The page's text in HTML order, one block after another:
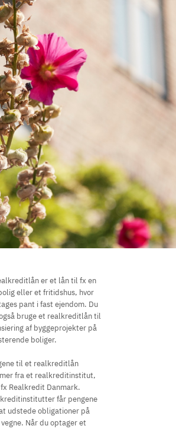
er et lån til fx en
eller et fritidshus, hvor
pant i fast ejendom. Du
bruge et realkreditlån til
af byggeprojekter på
boliger.
til et realkreditlån
fra et realkreditinstitut,
Realkredit Danmark.
får pengene
udstede obligationer på
Når du optager et